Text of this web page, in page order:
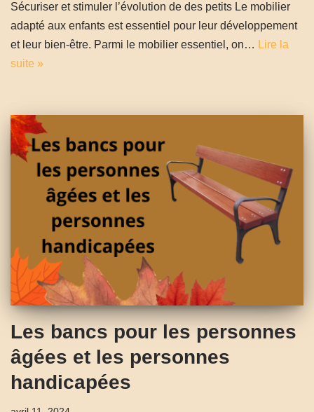
Sécuriser et stimuler l’évolution de des petits Le mobilier
adapté aux enfants est essentiel pour leur développement
et leur bien-être. Parmi le mobilier essentiel, on… Lire la
suite »
Les bancs pour les personnes
âgées et les personnes
handicapées